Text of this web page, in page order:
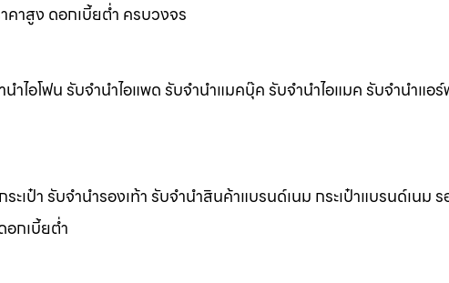
คาสูง ดอกเบี้ยต่ำ ครบวงจร
ำไอโฟน รับจำนำไอแพด รับจำนำแมคบุ๊ค รับจำนำไอแมค รับจำนำแอ
เป๋า รับจำนำรองเท้า รับจำนำสินค้าแบรนด์เนม กระเป๋าแบรนด์เนม ร
กเบี้ยต่ำ